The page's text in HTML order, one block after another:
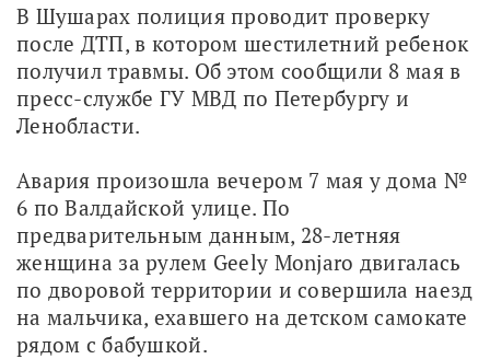
В Шушарах полиция проводит проверку
после ДТП, в котором шестилетний ребенок
получил травмы. Об этом сообщили 8 мая в
пресс-службе ГУ МВД по Петербургу и
Ленобласти.
Авария произошла вечером 7 мая у дома №
6 по Валдайской улице. По
предварительным данным, 28-летняя
женщина за рулем Geely Monjaro двигалась
по дворовой территории и совершила наезд
на мальчика, ехавшего на детском самокате
рядом с бабушкой.